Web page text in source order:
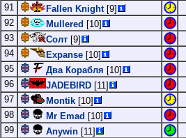
91
Fallen Knight[9]
92
Mullered [10]
93
Солт [9]
94
Expanse [10]
95
Два Корабля [10]
96
JADEBIRD [11]
97
Montik [10]
98
Mr Emad [10]
99
Anywin [11]